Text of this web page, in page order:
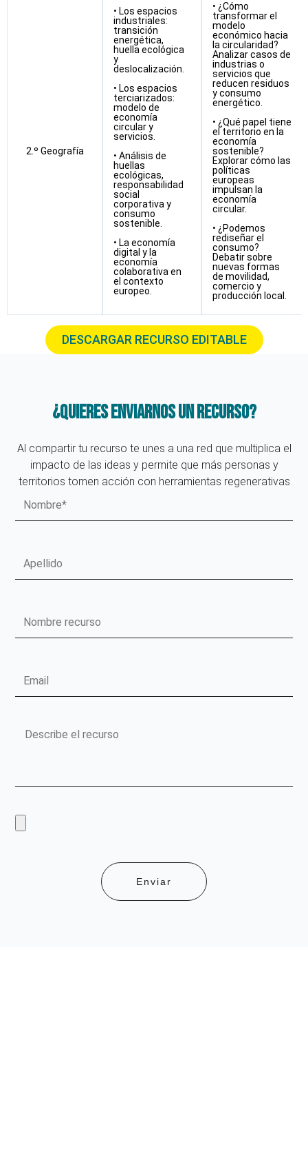
2.º Geografía
• Los espacios
industriales:
transición
energética,
huella ecológica
y
deslocalización.
• Los espacios
terciarizados:
modelo de
economía
circular y
servicios.
• Análisis de
huellas
ecológicas,
responsabilidad
social
corporativa y
consumo
sostenible.
• La economía
digital y la
economía
colaborativa en
el contexto
europeo.
• ¿Cómo
transformar el
modelo
económico hacia
la circularidad?
Analizar casos de
industrias o
servicios que
reducen residuos
y consumo
energético.
• ¿Qué papel tiene
el territorio en la
economía
sostenible?
Explorar cómo las
políticas
europeas
impulsan la
economía
circular.
• ¿Podemos
rediseñar el
consumo?
Debatir sobre
nuevas formas
de movilidad,
comercio y
producción local.
DESCARGAR RECURSO EDITABLE
¿Quieres enviarnos un recurso?
Al compartir tu recurso te unes a una red que multiplica el
impacto de las ideas y permite que más personas y
territorios tomen acción con herramientas regenerativas
recurso
Mensaje
Sube
un
Enviar